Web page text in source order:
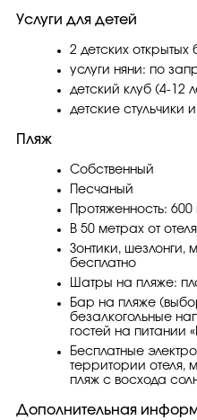
Услуги для детей
2 детских
услуги няни: по
детский клуб (4-12
детские
Пляж
Собственный
Песчаный
Протяженность:
В 50 метрах от отеля
Зонтики, шезлонги,
бесплатно
Шатры на пляже:
Бар на пляже
безалкогольные
гостей на питании
Бесплатные
территории отеля,
пляж с восхода
Дополнительная